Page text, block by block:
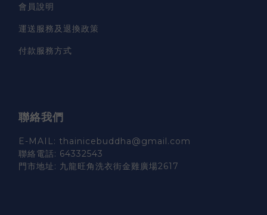
會員說明
運送服務及退換政策
付款服務方式
聯絡我們
E-MAIL: thainicebuddha@gmail.com
聯絡電話: 64332543
門市地址: 九龍旺角洗衣街金雞廣場2617